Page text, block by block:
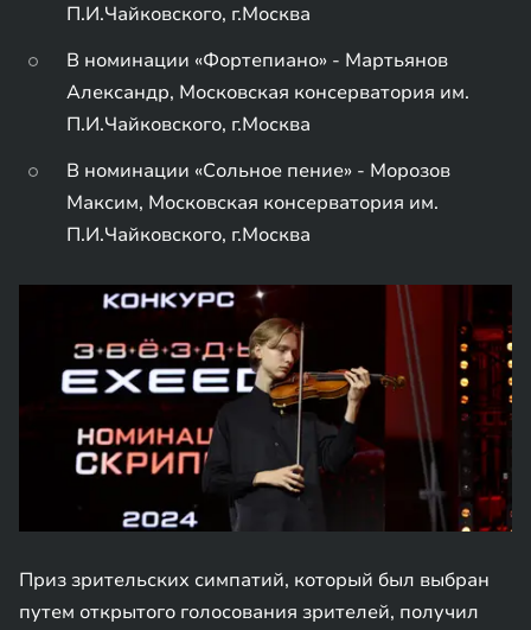
П.И.Чайковского, г.Москва
В номинации «Фортепиано» - Мартьянов
Александр, Московская консерватория им.
П.И.Чайковского, г.Москва
В номинации «Сольное пение» - Морозов
Максим, Московская консерватория им.
П.И.Чайковского, г.Москва
Приз зрительских симпатий, который был выбран
путем открытого голосования зрителей, получил